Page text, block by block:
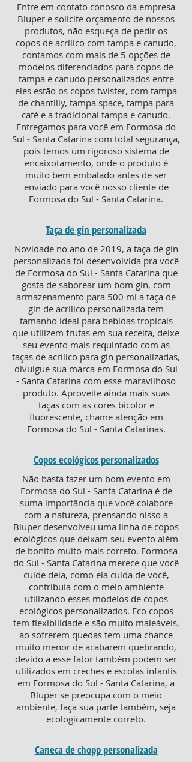
Entre em contato conosco da empresa
Bluper e solicite orçamento de nossos
produtos, não esqueça de pedir os
copos de acrílico com tampa e canudo,
contamos com mais de 5 opções de
modelos diferenciados para copos de
tampa e canudo personalizados entre
eles estão os copos twister, com tampa
de chantilly, tampa space, tampa para
café e a tradicional tampa e canudo.
Entregamos para você em Formosa do
Sul - Santa Catarina com total segurança,
pois temos um rigoroso sistema de
encaixotamento, onde o produto é
muito bem embalado antes de ser
enviado para você nosso cliente de
Formosa do Sul - Santa Catarina.
Taça de gin personalizada
Novidade no ano de 2019, a taça de gin
personalizada foi desenvolvida pra você
de Formosa do Sul - Santa Catarina que
gosta de saborear um bom gin, com
armazenamento para 500 ml a taça de
gin de acrílico personalizada tem
tamanho ideal para bebidas tropicais
que utilizem frutas em sua receita, deixe
seu evento mais requintado com as
taças de acrílico para gin personalizadas,
divulgue sua marca em Formosa do Sul
- Santa Catarina com esse maravilhoso
produto. Aproveite ainda mais suas
taças com as cores bicolor e
fluorescente, chame atenção em
Formosa do Sul - Santa Catarinas.
Copos ecológicos personalizados
Não basta fazer um bom evento em
Formosa do Sul - Santa Catarina é de
suma importância que você colabore
com a natureza, prensando nisso a
Bluper desenvolveu uma linha de copos
ecológicos que deixam seu evento além
de bonito muito mais correto. Formosa
do Sul - Santa Catarina merece que você
cuide dela, como ela cuida de você,
contribuía com o meio ambiente
utilizando esses modelos de copos
ecológicos personalizados. Eco copos
tem flexibilidade e são muito maleáveis,
ao sofrerem quedas tem uma chance
muito menor de acabarem quebrando,
devido a esse fator também podem ser
utilizados em creches e escolas infantis
em Formosa do Sul - Santa Catarina, a
Bluper se preocupa com o meio
ambiente, faça sua parte também, seja
ecologicamente correto.
Caneca de chopp personalizada